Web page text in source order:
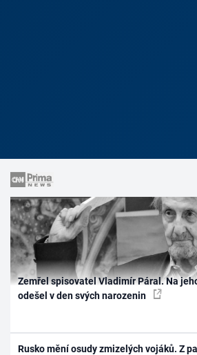
Zemřel spisovatel Vladimír Páral. Na
odešel v den svých narozenin
Rusko mění osudy zmizelých vojáků. Z